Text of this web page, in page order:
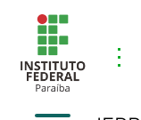
⋮